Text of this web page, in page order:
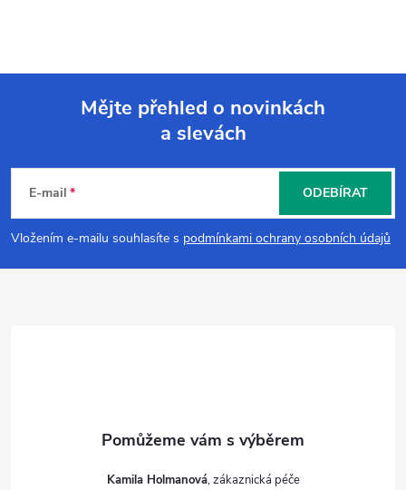
p
Mějte přehled o novinkách
a slevách
E-mail
Vložením e-mailu souhlasíte s podmínkami ochrany osobních údajů
ODEBÍRAT
Kamila Holmanová